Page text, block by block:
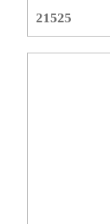
21525